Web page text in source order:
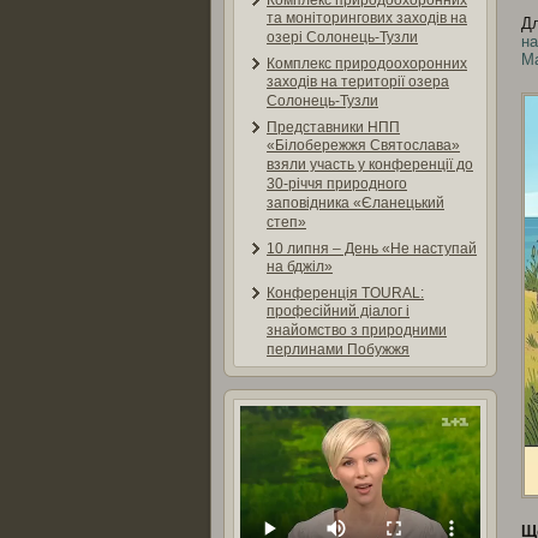
та моніторингових заходів на
озері Солонець-Тузли
Комплекс природоохоронних
заходів на території озера
Солонець-Тузли
Представники НПП
«Білобережжя Святослава»
взяли участь у конференції до
30-річчя природного
заповідника «Єланецький
степ»
10 липня – День «Не наступай
на бджіл»
Конференція TOURAL:
професійний діалог і
знайомство з природними
перлинами Побужжя